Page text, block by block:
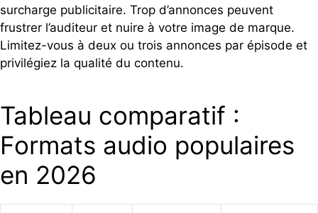
surcharge publicitaire. Trop d’annonces peuvent
frustrer l’auditeur et nuire à votre image de marque.
Limitez-vous à deux ou trois annonces par épisode et
privilégiez la qualité du contenu.
Tableau comparatif :
Formats audio populaires
en 2026